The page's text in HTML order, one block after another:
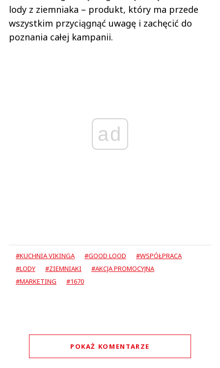
lody z ziemniaka – produkt, który ma przede
wszystkim przyciągnąć uwagę i zachęcić do
poznania całej kampanii.
ad
#KUCHNIA VIKINGA #GOOD LOOD
#WSPÓŁPRACA
#LODY
#ZIEMNIAKI
#AKCJA PROMOCYJNA
#MARKETING
#1670
POKAŻ KOMENTARZE